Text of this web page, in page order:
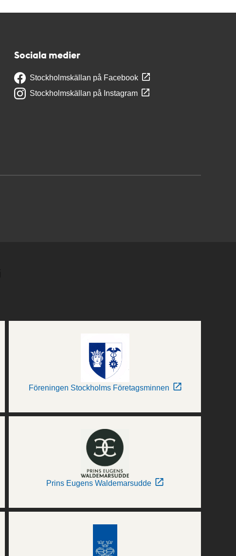
Sociala medier
Stockholmskällan på Facebook
Stockholmskällan på Instagram
Föreningen Stockholms Företagsminnen
Prins Eugens Waldemarsudde